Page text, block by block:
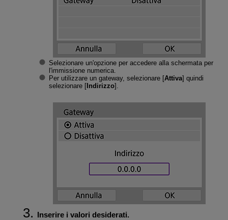
Selezionare un'opzione per accedere alla schermata per
l'immissione numerica.
Per utilizzare un gateway, selezionare [Attiva] quindi
selezionare [Indirizzo].
Inserire i valori desiderati.